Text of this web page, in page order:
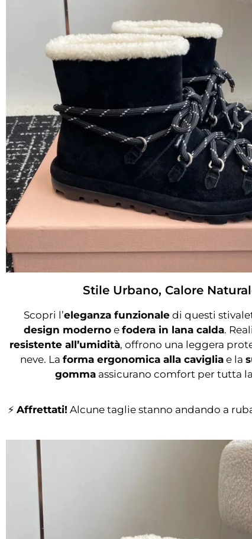
Stile Urbano, Calore
Scopri l’eleganza funzionaledi questi
design moderno e fodera in lana calda.
resistente all’umidità, offrono una leggera
neve. La forma ergonomica alla caviglia e la
gomma assicurano comfort per tutta
⚡ Affrettati! Alcune taglie stanno andando a